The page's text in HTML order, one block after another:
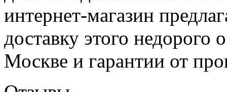
интернет-магазин
доставку этого недорого
Москве и гарантии от